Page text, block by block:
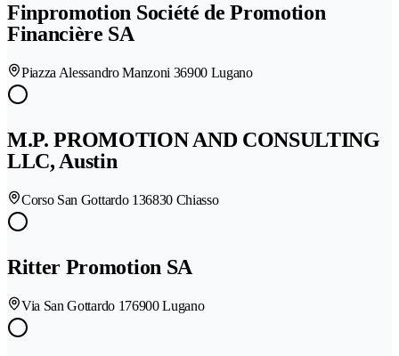
Finpromotion Société de Promotion
Financière SA
Piazza Alessandro Manzoni 36900 Lugano
M.P. PROMOTION AND CONSULTING
LLC, Austin
Corso San Gottardo 136830 Chiasso
Ritter Promotion SA
Via San Gottardo 176900 Lugano